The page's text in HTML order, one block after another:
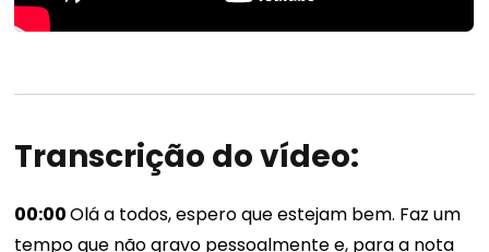
Transcrição do vídeo:
00:00Olá a todos, espero que estejam bem. Faz um
tempo que não gravo pessoalmente e, para a nota